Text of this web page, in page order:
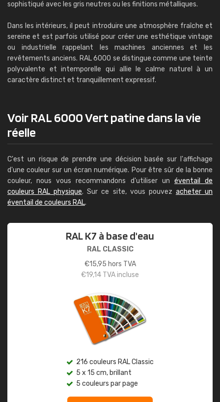
sophistiqué avec les gris neutres ou les finitions métalliques.
Dans les intérieurs, il peut introduire une atmosphère fraîche et
sereine et est parfois utilisé pour créer une esthétique vintage
ou industrielle rappelant les machines anciennes et les
revêtements anciens. RAL 6000 se distingue comme une teinte
polyvalente et intemporelle qui allie le calme naturel à un
caractère distinct et tranquillement expressif.
Voir RAL 6000 Vert patine dans la vie
réelle
C'est un risque de prendre une décision basée sur l'affichage
d'une couleur sur un écran numérique. Pour être sûr de la bonne
couleur, nous vous recommandons d'utiliser un éventail de
couleurs RAL physique. Sur ce site, vous pouvez acheter un
éventail de couleurs RAL.
RAL K7 à base d'eau
RAL CLASSIC
€15,95 hors TVA
€19,14 TVA incluse
216 couleurs RAL Classic
5 x 15 cm, brillant
5 couleurs par page